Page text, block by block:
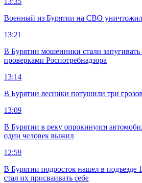
Военный из Бурятии на СВО уничтожил
13:21
В Бурятии мошенники стали
проверками Роспотребнадзора
13:14
В Бурятии лесники потушили три
13:09
В Бурятии в реку опрокинулся
один человек выжил
12:59
В Бурятии подросток нашел в подъезде
стал их присваивать себе